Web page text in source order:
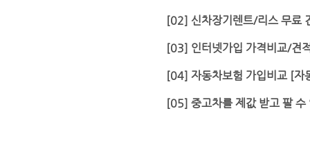
[02] 신차장기렌트/리스 무료
[03] 인터넷가입 가격비교/견
[04] 자동차보험 가입비교 [자
[05] 중고차를 제값 받고 팔